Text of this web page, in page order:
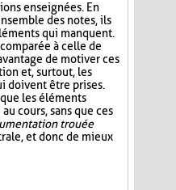
enseignées. En
des notes, ils
qui manquent.
à celle de
de motiver ces
et, surtout, les
doivent être prises.
les éléments
cours, sans que ces
trouée
et donc de mieux